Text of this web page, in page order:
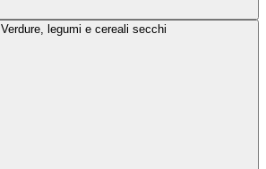
Verdure, legumi e cereali secchi